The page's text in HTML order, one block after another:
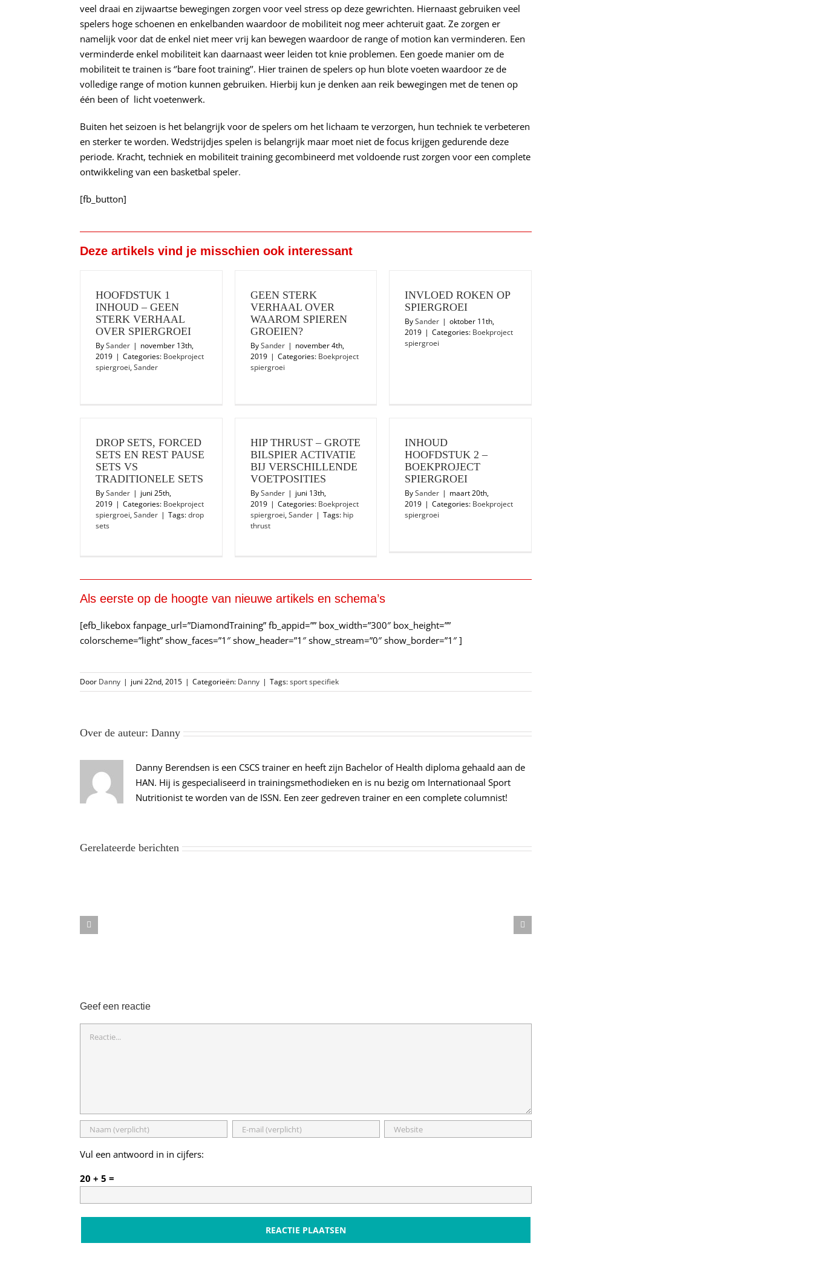
veel draai en zijwaartse bewegingen zorgen voor veel stress op deze gewrichten. Hiernaast gebruiken veel
spelers hoge schoenen en enkelbanden waardoor de mobiliteit nog meer achteruit gaat. Ze zorgen er
namelijk voor dat de enkel niet meer vrij kan bewegen waardoor de range of motion kan verminderen. Een
verminderde enkel mobiliteit kan daarnaast weer leiden tot knie problemen. Een goede manier om de
mobiliteit te trainen is ‘’bare foot training’’. Hier trainen de spelers op hun blote voeten waardoor ze de
volledige range of motion kunnen gebruiken. Hierbij kun je denken aan reik bewegingen met de tenen op
één been of licht voetenwerk.
Buiten het seizoen is het belangrijk voor de spelers om het lichaam te verzorgen, hun techniek te verbeteren
en sterker te worden. Wedstrijdjes spelen is belangrijk maar moet niet de focus krijgen gedurende deze
periode. Kracht, techniek en mobiliteit training gecombineerd met voldoende rust zorgen voor een complete
ontwikkeling van een basketbal speler.
[fb_button]
Deze artikels vind je misschien ook interessant
HOOFDSTUK 1
INHOUD – GEEN
STERK VERHAAL
OVER SPIERGROEI
BySander | november 13th,
2019 | Categories: Boekproject
spiergroei,Sander
GEEN STERK
VERHAAL OVER
WAAROM SPIEREN
GROEIEN?
BySander | november 4th,
2019 | Categories: Boekproject
spiergroei
INVLOED ROKEN OP
SPIERGROEI
BySander | oktober 11th,
2019 | Categories: Boekproject
spiergroei
DROP SETS, FORCED
SETS EN REST PAUSE
SETS VS
TRADITIONELE SETS
BySander | juni 25th,
2019 | Categories: Boekproject
spiergroei,Sander | Tags:drop
sets
HIP THRUST – GROTE
BILSPIER ACTIVATIE
BIJ VERSCHILLENDE
VOETPOSITIES
BySander | juni 13th,
2019 | Categories: Boekproject
spiergroei,Sander | Tags: hip
thrust
INHOUD
HOOFDSTUK 2 –
BOEKPROJECT
SPIERGROEI
BySander | maart 20th,
2019 | Categories: Boekproject
spiergroei
Als eerste op de hoogte van nieuwe artikels en schema’s
[efb_likebox fanpage_url=”DiamondTraining” fb_appid=”” box_width=”300″ box_height=””
colorscheme=”light” show_faces=”1″ show_header=”1″ show_stream=”0″ show_border=”1″ ]
Door Danny | juni 22nd, 2015 | Categorieën: Danny | Tags:sport specifiek
Over de auteur: Danny
Danny Berendsen is een CSCS trainer en heeft zijn Bachelor of Health diploma gehaald aan de
HAN. Hij is gespecialiseerd in trainingsmethodieken en is nu bezig om Internationaal Sport
Nutritionist te worden van de ISSN. Een zeer gedreven trainer en een complete columnist!
Gerelateerde berichten
Geef een reactie
Vul een antwoord in in cijfers:
20 + 5 =